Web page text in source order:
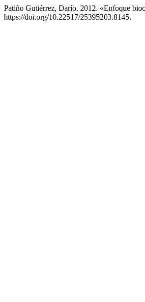
Patiño Gutiérrez, Darío. 2012. «Enfoque
https://doi.org/10.22517/25395203.8145.